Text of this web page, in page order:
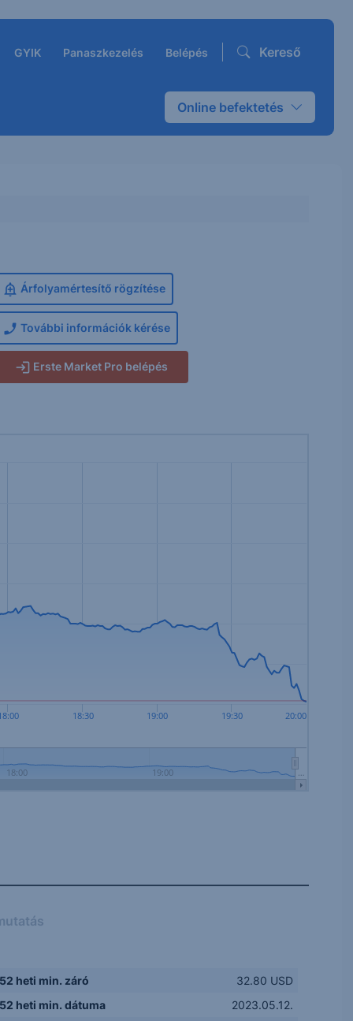
GYIK Panaszkezelés Belépés Kereső
Online befektetés
Árfolyamértesítő rögzítése
További információk kérése
Erste Market Pro belépés
18:30 19:00 19:30 20:00
18:00 19:00 …
heti min. záró
32.80 USD
heti min. dátuma
2023.05.12.